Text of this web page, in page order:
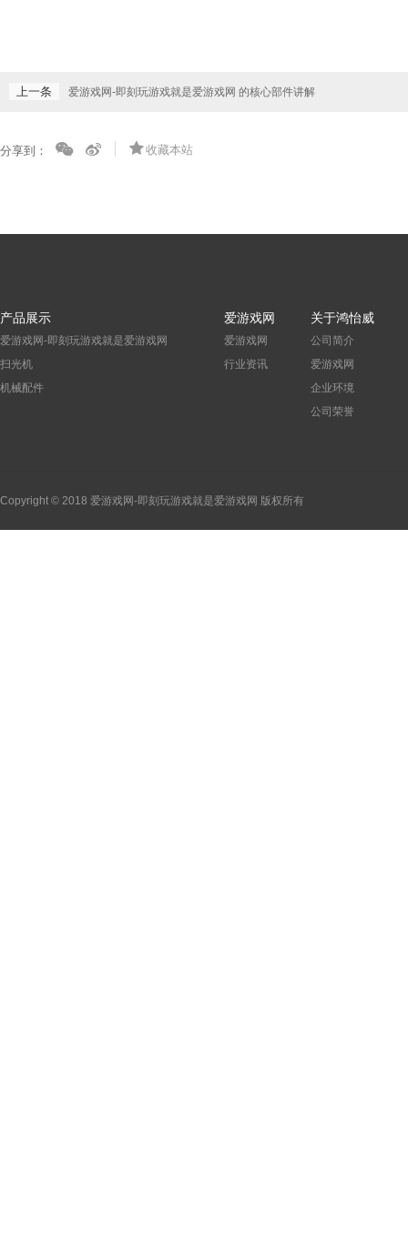
上一条 爱游戏网-即刻玩游戏就是爱游戏网 的核心部件讲解
分享到： 收藏本站
产品展示
爱游戏网-即刻玩游戏就是爱游戏网
扫光机
机械配件
爱游戏网
爱游戏网
行业资讯
关于鸿怡威
公司简介
爱游戏网
企业环境
公司荣誉
Copyright © 2018 爱游戏网-即刻玩游戏就是爱游戏网 版权所有